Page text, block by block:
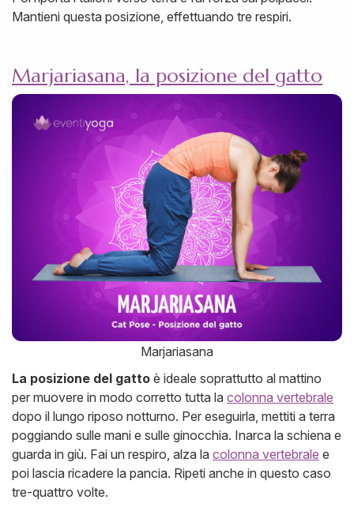
Mantieni questa posizione, effettuando tre respiri.
Marjariasana, la posizione del gatto
Marjariasana
La posizione del gatto è ideale soprattutto al mattino
per muovere in modo corretto tutta la colonna vertebrale
dopo il lungo riposo notturno. Per eseguirla, mettiti a terra
poggiando sulle mani e sulle ginocchia. Inarca la schiena e
guarda in giù. Fai un respiro, alza la colonna vertebrale e
poi lascia ricadere la pancia. Ripeti anche in questo caso
tre-quattro volte.